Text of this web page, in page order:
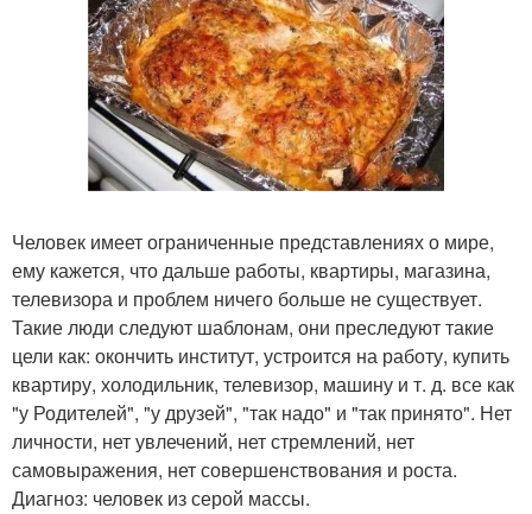
Человек имеет ограниченные представлениях о мире,
ему кажется, что дальше работы, квартиры, магазина,
телевизора и проблем ничего больше не существует.
Такие люди следуют шаблонам, они преследуют такие
цели как: окончить институт, устроится на работу, купить
квартиру, холодильник, телевизор, машину и т. д. все как
"у Родителей", "у друзей", "так надо" и "так принято". Нет
личности, нет увлечений, нет стремлений, нет
самовыражения, нет совершенствования и роста.
Диагноз: человек из серой массы.